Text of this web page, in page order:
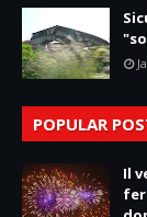
POPULAR
Il